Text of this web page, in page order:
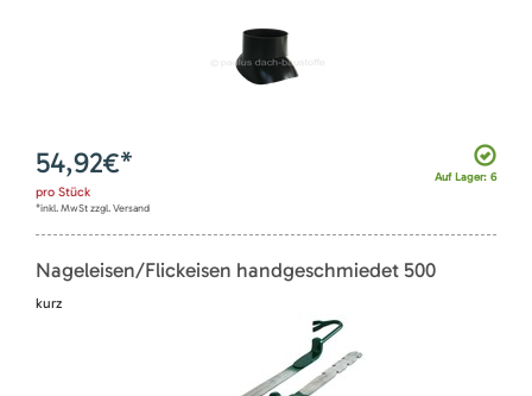
Auf Lager: 6
54,92€*
pro Stück
*inkl. MwSt zzgl. Versand
Nageleisen/Flickeisen handgeschmiedet 500
kurz